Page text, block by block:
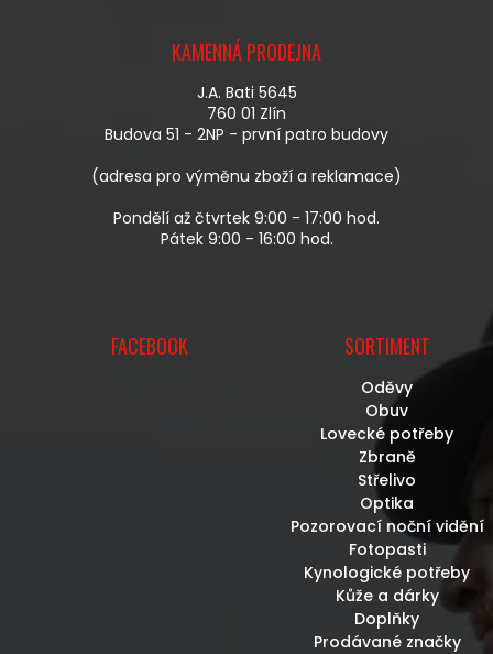
KAMENNÁ PRODEJNA
J.A. Bati 5645
760 01 Zlín
Budova 51 - 2NP - první patro budovy
(adresa pro výměnu zboží a reklamace)
Pondělí až čtvrtek 9:00 - 17:00 hod.
Pátek 9:00 - 16:00 hod.
FACEBOOK SORTIMENT
Oděvy
Obuv
Lovecké potřeby
Zbraně
Střelivo
Optika
Pozorovací noční vidění
Fotopasti
Kynologické potřeby
Kůže a dárky
Doplňky
Prodávané značky